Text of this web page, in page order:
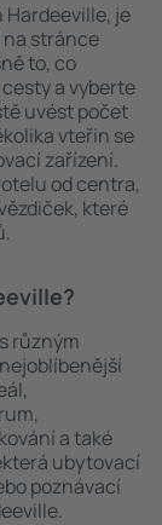
je
stránce
to, co
a vyberte
uvést počet
vteřin se
zařízení.
od centra,
které
různým
a také
ubytovací
poznávací